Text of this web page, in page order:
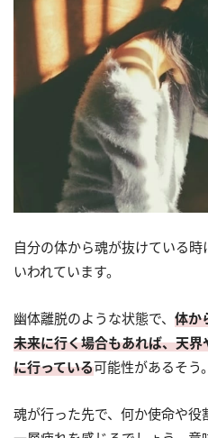
自分の体から魂が抜けている
いわれています。
幽体離脱のような状態で、 体か
未来に行く場合もあれば、天
に行っている可能性があるそう。
魂が行った先で、何か使命や役